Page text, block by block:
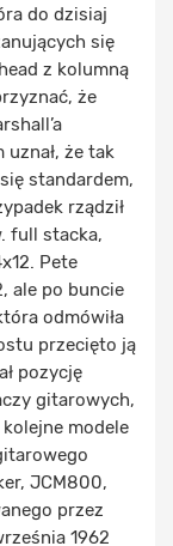
do dzisiaj
się
z kolumną
że
że tak
standardem,
rządził
full stacka,
Pete
ale po buncie
odmówiła
przecięto ją
pozycję
gitarowych,
modele
JCM800,
przez
1962